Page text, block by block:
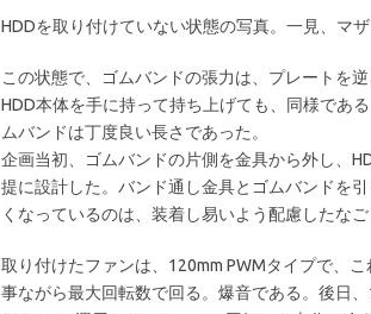
HDDを取り付けていない状態の写真。一見、マ
この状態で、ゴムバンドの張力は、プレートを
HDD本体を手に持って持ち上げても、同様であ
ムバンドは丁度良い長さであった。
企画当初、ゴムバンドの片側を金具から外し、
提に設計した。バンド通し金具とゴムバンドを
くなっているのは、装着し易いよう配慮したなご
取り付けたファンは、120mm PWMタイプで、
事ながら最大回転数で回る。爆音である。後日